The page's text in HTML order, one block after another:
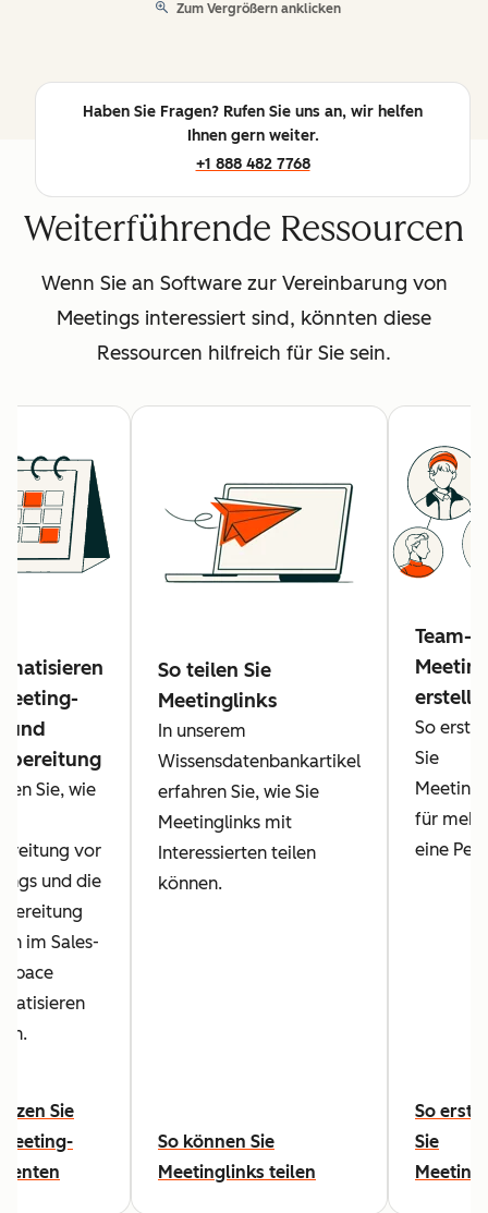
Zum Vergrößern anklicken
Haben Sie Fragen? Rufen Sie uns an, wir helfen
Ihnen gern weiter.
+1 888 482 7768
Weiterführende Ressourcen
Wenn Sie an Software zur Vereinbarung von
Meetings interessiert sind, könnten diese
Ressourcen hilfreich für Sie sein.
und
Sie, wie
vor
und die
im Sales-
Sie
So teilen Sie
Meetinglinks
In unserem
Wissensdatenbankartikel
erfahren Sie, wie Sie
Meetinglinks mit
Interessierten teilen
können.
So können Sie
Meetinglinks teilen
Team-
So
Sie
für mehr
eine
So
Sie